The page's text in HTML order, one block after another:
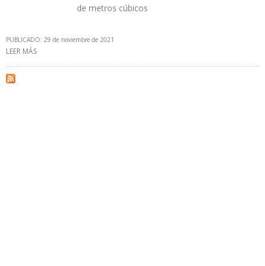
de metros cúbicos
PUBLICADO: 29 de noviembre de 2021
LEER MÁS